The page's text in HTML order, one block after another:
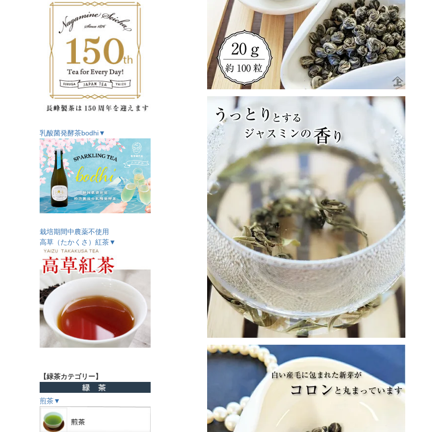
乳酸菌発酵茶bodhi▼
栽培期間中農薬不使用
高草（たかくさ）紅茶▼
【緑茶カテゴリー】
煎茶▼